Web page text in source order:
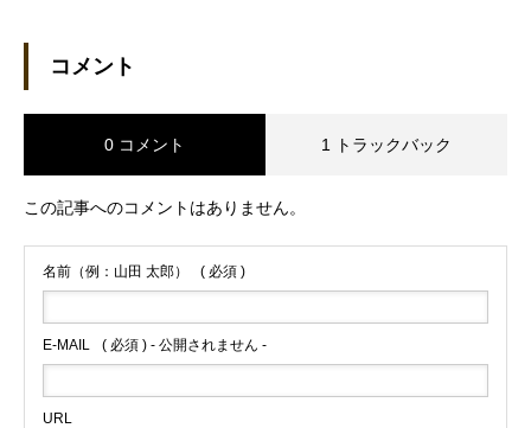
コメント
0 コメント 1 トラックバック
この記事へのコメントはありません。
名前（例：山田 太郎） ( 必須 )
E-MAIL ( 必須 ) - 公開されません -
URL